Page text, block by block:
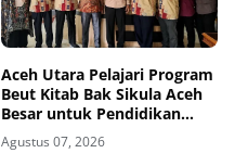
Aceh Utara Pelajari Program
Beut Kitab Bak Sikula Aceh
Besar untuk Pendidikan
Agama di Sekolah
Agustus 07, 2026